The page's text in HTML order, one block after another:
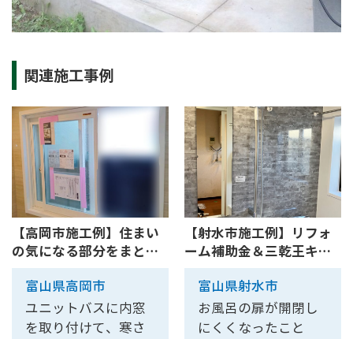
関連施工事例
【高岡市施工例】住まい
の気になる部分をまとめ
てリ...
富山県高岡市
ユニットバスに内窓
を取り付けて、寒さ
【射水市施工例】リフォ
ーム補助金＆三乾王キャ
ンペ...
富山県射水市
お風呂の扉が開閉し
にくくなったこと